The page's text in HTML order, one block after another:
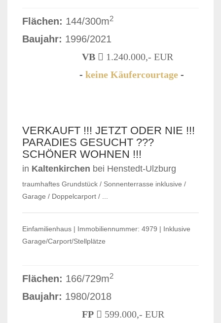
Flächen: 144/300m2
Baujahr: 1996/2021
VB
1.240.000,- EUR
- keine Käufercourtage -
VERKAUFT !!! JETZT ODER NIE !!!
PARADIES GESUCHT ???
SCHÖNER WOHNEN !!!
in Kaltenkirchen bei Henstedt-Ulzburg
traumhaftes Grundstück / Sonnenterrasse inklusive /
Garage / Doppelcarport / ...
Einfamilienhaus | Immobiliennummer: 4979 | Inklusive
Garage/Carport/Stellplätze
Flächen: 166/729m2
Baujahr: 1980/2018
FP
599.000,- EUR